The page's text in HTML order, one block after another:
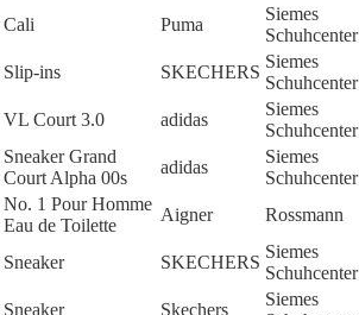
Cali Puma
Siemes
Schuhcenter
Slip-ins
SKECHERS
Siemes
Schuhcenter
VL Court 3.0
adidas
Siemes
Schuhcenter
Sneaker Grand
Court Alpha 00s
adidas
Siemes
Schuhcenter
No. 1 Pour Homme
Eau de Toilette
Aigner Rossmann
Sneaker
SKECHERS
Siemes
Schuhcenter
Sneaker
Skechers
Siemes